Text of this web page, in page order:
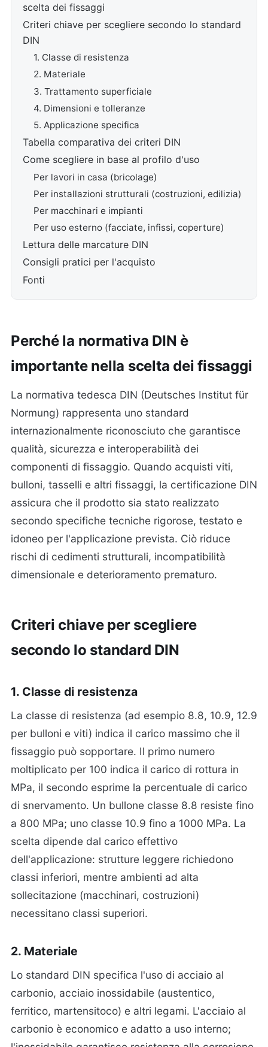
scelta dei fissaggi
Criteri chiave per scegliere secondo lo standard
DIN
1. Classe di resistenza
2. Materiale
3. Trattamento superficiale
4. Dimensioni e tolleranze
5. Applicazione specifica
Tabella comparativa dei criteri DIN
Come scegliere in base al profilo d'uso
Per lavori in casa (bricolage)
Per installazioni strutturali (costruzioni, edilizia)
Per macchinari e impianti
Per uso esterno (facciate, infissi, coperture)
Lettura delle marcature DIN
Consigli pratici per l'acquisto
Fonti
Perché la normativa DIN è
importante nella scelta dei fissaggi
La normativa tedesca DIN (Deutsches Institut für
Normung) rappresenta uno standard
internazionalmente riconosciuto che garantisce
qualità, sicurezza e interoperabilità dei
componenti di fissaggio. Quando acquisti viti,
bulloni, tasselli e altri fissaggi, la certificazione DIN
assicura che il prodotto sia stato realizzato
secondo specifiche tecniche rigorose, testato e
idoneo per l'applicazione prevista. Ciò riduce
rischi di cedimenti strutturali, incompatibilità
dimensionale e deterioramento prematuro.
Criteri chiave per scegliere
secondo lo standard DIN
1. Classe di resistenza
La classe di resistenza (ad esempio 8.8, 10.9, 12.9
per bulloni e viti) indica il carico massimo che il
fissaggio può sopportare. Il primo numero
moltiplicato per 100 indica il carico di rottura in
MPa, il secondo esprime la percentuale di carico
di snervamento. Un bullone classe 8.8 resiste fino
a 800 MPa; uno classe 10.9 fino a 1000 MPa. La
scelta dipende dal carico effettivo
dell'applicazione: strutture leggere richiedono
classi inferiori, mentre ambienti ad alta
sollecitazione (macchinari, costruzioni)
necessitano classi superiori.
2. Materiale
Lo standard DIN specifica l'uso di acciaio al
carbonio, acciaio inossidabile (austentico,
ferritico, martensitoco) e altri legami. L'acciaio al
carbonio è economico e adatto a uso interno;